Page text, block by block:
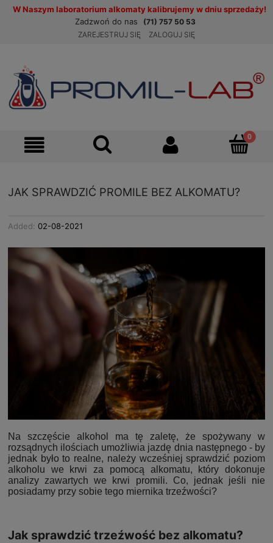
W Naszym laboratorium alkomaty kalibrujemy w dniu sprzedaży!
Zadzwoń do nas
(71) 757 50 53
ZAREJESTRUJ SIĘ
ZALOGUJ SIĘ
JAK SPRAWDZIĆ PROMILE BEZ ALKOMATU?
Added: 02-08-2021
Na szczęście alkohol ma tę zaletę, że spożywany w
rozsądnych ilościach umożliwia jazdę dnia następnego - by
jednak było to realne, należy wcześniej sprawdzić poziom
alkoholu we krwi za pomocą alkomatu, który dokonuje
analizy zawartych we krwi promili. Co, jednak jeśli nie
posiadamy przy sobie tego miernika trzeźwości?
Jak sprawdzić trzeźwość bez alkomatu?